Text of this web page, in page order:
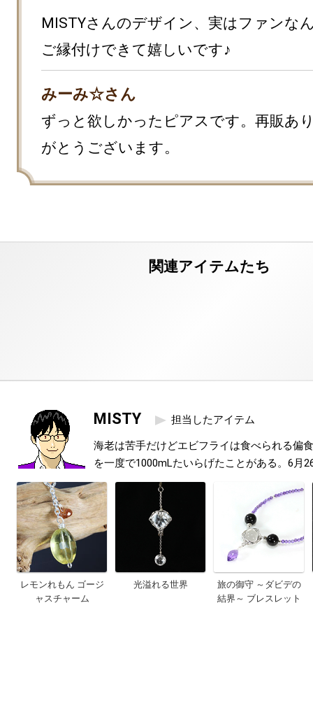
MISTYさんのデザイン、実はファンな
ご縁付けできて嬉しいです♪
みーみ☆さん
ずっと欲しかったピアスです。再販あ
がとうございます。
MISTY 担当したアイテム
海老は苦手だけどエビフライは食べられる偏
を一度で1000mLたいらげたことがある。6月
レモンれもん ゴージ
ャスチャーム
光溢れる世界
旅の御守 ～ダビデの
結界～ ブレスレット